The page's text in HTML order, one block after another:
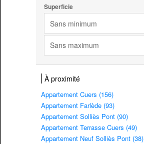
Superficie
Sans minimum
Sans maximum
À proximité
Appartement Cuers (156)
Appartement Farlède (93)
Appartement Solliès Pont (90)
Appartement Terrasse Cuers (49)
Appartement Neuf Solliès Pont (38)